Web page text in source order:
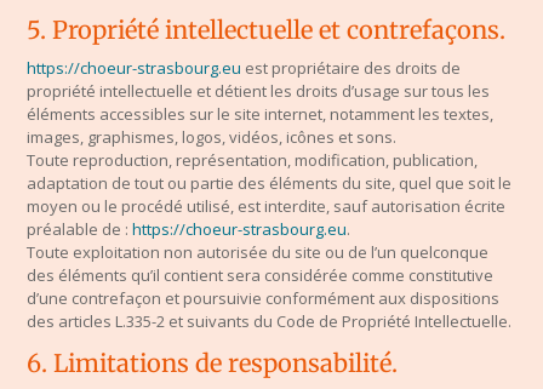
5. Propriété intellectuelle et contrefaçons.
https://choeur-strasbourg.eu est propriétaire des droits de
propriété intellectuelle et détient les droits d’usage sur tous les
éléments accessibles sur le site internet, notamment les textes,
images, graphismes, logos, vidéos, icônes et sons.
Toute reproduction, représentation, modification, publication,
adaptation de tout ou partie des éléments du site, quel que soit le
moyen ou le procédé utilisé, est interdite, sauf autorisation écrite
préalable de :https://choeur-strasbourg.eu.
Toute exploitation non autorisée du site ou de l’un quelconque
des éléments qu’il contient sera considérée comme constitutive
d’une contrefaçon et poursuivie conformément aux dispositions
des articles L.335-2 et suivants du Code de Propriété Intellectuelle.
6. Limitations de responsabilité.